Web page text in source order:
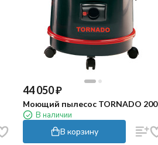
44 050₽
Моющий пылесос TORNADO 200
В наличии
В корзину